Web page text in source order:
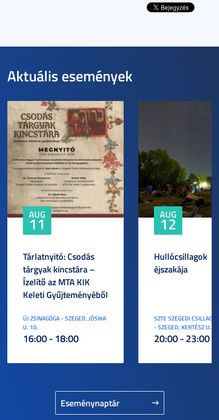
Aktuális események
Eseménynaptár
AUG
11
Tárlatnyitó: Csodás
tárgyak kincstára –
Ízelítő az MTA KIK
Keleti Gyűjteményéből
ÚJ ZSINAGÓGA - SZEGED, JÓSIKA
U. 10.
16:00 - 18:00
AUG
12
Hullócsillagok
éjszakája
SZTE SZEGEDI
- SZEGED, KERTÉSZ U. 3.
20:00 - 23:00